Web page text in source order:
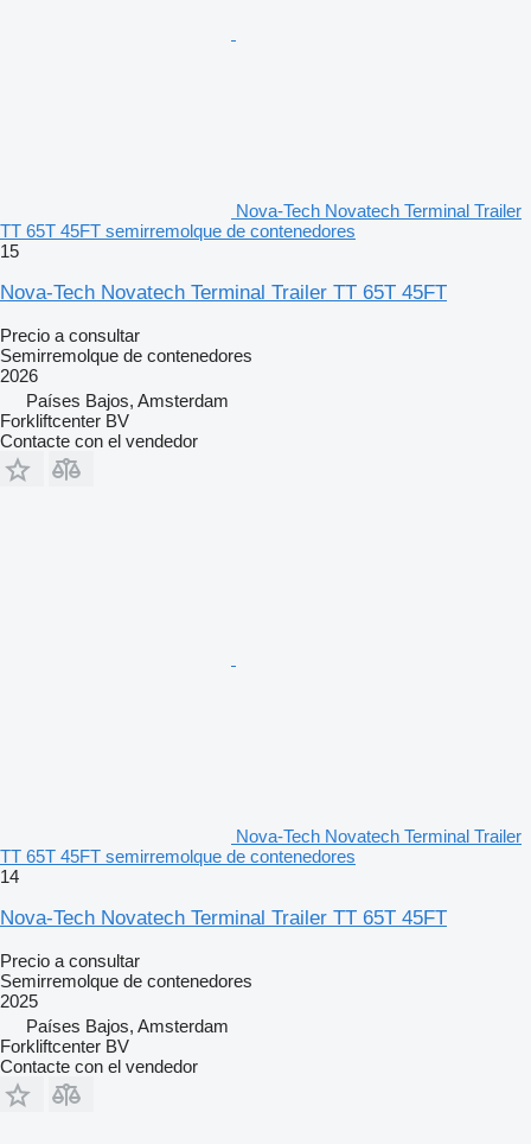
Nova-Tech Novatech Terminal Trailer
TT 65T 45FT semirremolque de contenedores
15
Nova-Tech Novatech Terminal Trailer TT 65T 45FT
Precio a consultar
Semirremolque de contenedores
2026
Países Bajos, Amsterdam
Forkliftcenter BV
Contacte con el vendedor
Nova-Tech Novatech Terminal Trailer
TT 65T 45FT semirremolque de contenedores
14
Nova-Tech Novatech Terminal Trailer TT 65T 45FT
Precio a consultar
Semirremolque de contenedores
2025
Países Bajos, Amsterdam
Forkliftcenter BV
Contacte con el vendedor